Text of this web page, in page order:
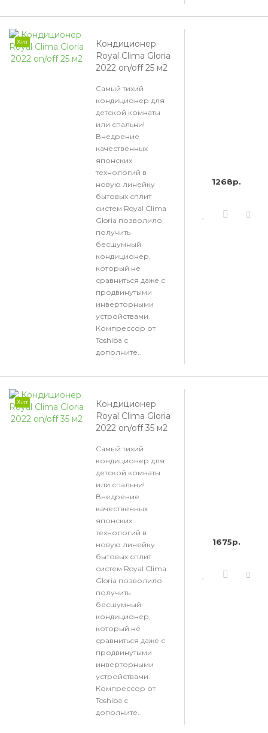
Хит
Кондиционер
Royal Clima Gloria
2022 on/off 25 м2
Самый тихий
кондиционер для
детской комнаты
или спальни!
Внедрение
качественных
японских
технологий в
новую линейку
бытовых сплит
систем Royal Clima
Gloria позволило
получить
бесшумный
кондиционер,
который не
сравниться даже с
продвинутыми
инверторными
устройствами.
Компрессор от
Toshiba с
дополните..
1268р.
Хит
Кондиционер
Royal Clima Gloria
2022 on/off 35 м2
Самый тихий
кондиционер для
детской комнаты
или спальни!
Внедрение
качественных
японских
технологий в
новую линейку
бытовых сплит
систем Royal Clima
Gloria позволило
получить
бесшумный
кондиционер,
который не
сравниться даже с
продвинутыми
инверторными
устройствами.
Компрессор от
Toshiba с
дополните..
1675р.